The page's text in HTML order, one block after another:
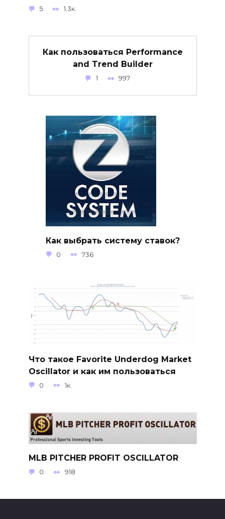
5 1.3к.
Как пользоваться Performance
and Trend Builder
1 997
Как выбрать систему ставок?
0 736
Что такое Favorite Underdog Market
Oscillator и как им пользоваться
0 1к.
MLB PITCHER PROFIT OSCILLATOR
0 918